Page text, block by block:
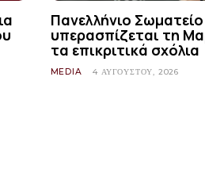
Πανελλήνιο
υπερασπίζεται τη
τα επικριτικά σχόλια
MEDIA 4 ΑΥΓΟΎΣΤΟΥ, 2026